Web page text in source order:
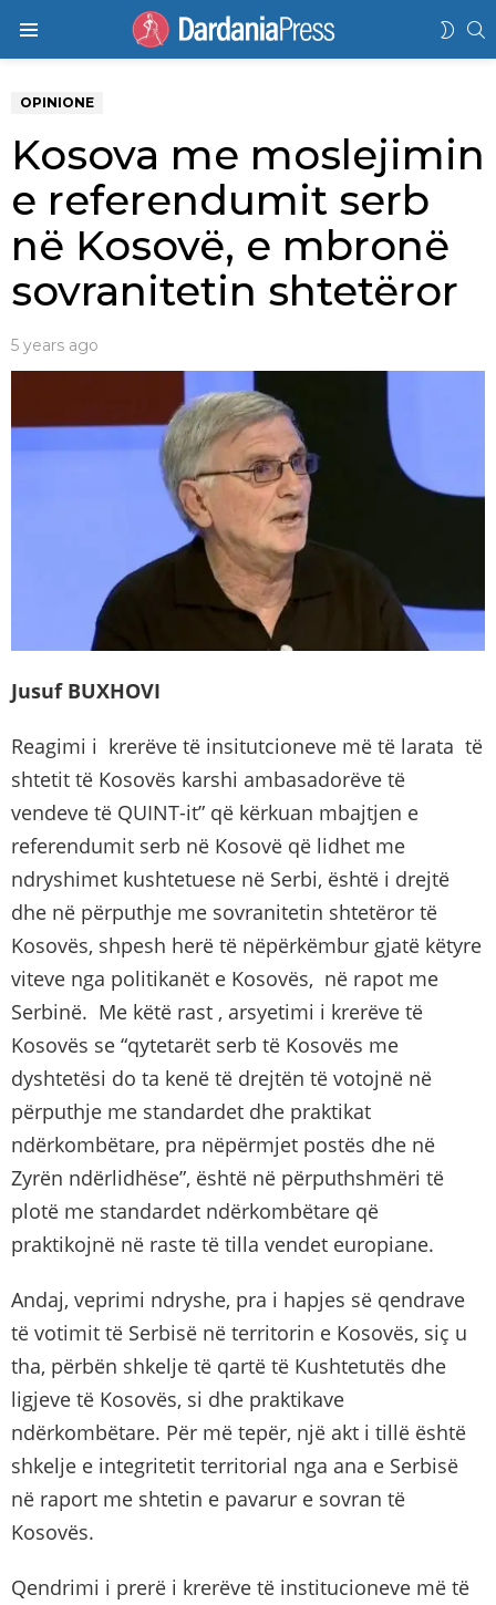
OPINIONE
Kosova me moslejimin
e referendumit serb
në Kosovë, e mbronë
sovranitetin shtetëror
5 years ago
Jusuf BUXHOVI
Reagimi i krerëve të insitutcioneve më të larata të
shtetit të Kosovës karshi ambasadorëve të
vendeve të QUINT-it” që kërkuan mbajtjen e
referendumit serb në Kosovë që lidhet me
ndryshimet kushtetuese në Serbi, është i drejtë
dhe në përputhje me sovranitetin shtetëror të
Kosovës, shpesh herë të nëpërkëmbur gjatë këtyre
viteve nga politikanët e Kosovës, në rapot me
Serbinë. Me këtë rast , arsyetimi i krerëve të
Kosovës se “qytetarët serb të Kosovës me
dyshtetësi do ta kenë të drejtën të votojnë në
përputhje me standardet dhe praktikat
ndërkombëtare, pra nëpërmjet postës dhe në
Zyrën ndërlidhëse”, është në përputhshmëri të
plotë me standardet ndërkombëtare që
praktikojnë në raste të tilla vendet europiane.
Andaj, veprimi ndryshe, pra i hapjes së qendrave
të votimit të Serbisë në territorin e Kosovës, siç u
tha, përbën shkelje të qartë të Kushtetutës dhe
ligjeve të Kosovës, si dhe praktikave
ndërkombëtare. Për më tepër, një akt i tillë është
shkelje e integritetit territorial nga ana e Serbisë
në raport me shtetin e pavarur e sovran të
Kosovës.
Qendrimi i prerë i krerëve të institucioneve më të